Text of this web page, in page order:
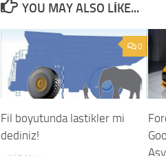
YOU MAY ALSO LIKE...
0
Fil boyutunda lastikler mi
dediniz!